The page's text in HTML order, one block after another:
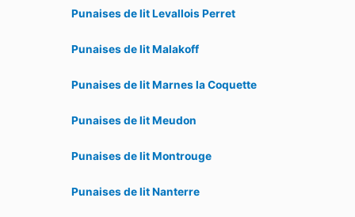
Punaises de lit Levallois Perret
Punaises de lit Malakoff
Punaises de lit Marnes la Coquette
Punaises de lit Meudon
Punaises de lit Montrouge
Punaises de lit Nanterre